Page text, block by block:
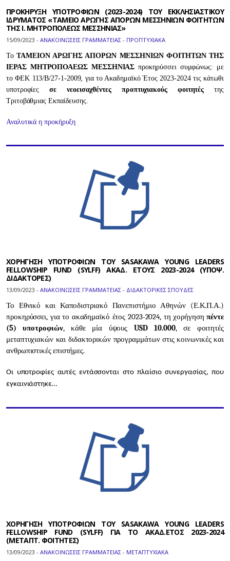
ΠΡΟΚΗΡΥΞΗ ΥΠΟΤΡΟΦΙΩΝ (2023-2024) ΤΟΥ ΕΚΚΛΗΣΙΑΣΤΙΚΟΥ
ΙΔΡΥΜΑΤΟΣ «ΤΑΜΕΙΟ ΑΡΩΓΗΣ ΑΠΟΡΩΝ ΜΕΣΣΗΝΙΩΝ ΦΟΙΤΗΤΩΝ
ΤΗΣ Ι. ΜΗΤΡΟΠΟΛΕΩΣ ΜΕΣΣΗΝΙΑΣ»
15/09/2023 - ΑΝΑΚΟΙΝΩΣΕΙΣ ΓΡΑΜΜΑΤΕΙΑΣ - ΠΡΟΠΤΥΧΙΑΚΑ
ΤοΤΑΜΕΙΟΝ ΑΡΩΓΗΣ ΑΠΟΡΩΝ ΜΕΣΣΗΝΙΩΝ ΦΟΙΤΗΤΩΝ ΤΗΣ
ΙΕΡΑΣ ΜΗΤΡΟΠΟΑΕΩΣ ΜΕΣΣΗΝΙΑΣπροκηρύσσει συμφώνως: με
το ΦΕΚ 113/Β/27-1-2009, για το Ακαδημαϊκό Έτος 2023-2024 τις κάτωθι
υποτροφίεςσε νεοεισαχθέντες προπτυχιακούς φοιτητέςτης
Τριτοβάθμιας Εκπαίδευσης.
Αναλυτικά η προκήρυξη
ΧΟΡΗΓΗΣΗ ΥΠΟΤΡΟΦΙΩΝ TOY SASAKAWA YOUNG LEADERS
FELLOWSHIP FUND (SYLFF) ΑΚΑΔ. ΕΤΟΥΣ 2023-2024 (ΥΠΟΨ.
ΔΙΔΑΚΤΟΡΕΣ)
13/09/2023 - ΑΝΑΚΟΙΝΩΣΕΙΣ ΓΡΑΜΜΑΤΕΙΑΣ - ΔΙΔΑΚΤΟΡΙΚΕΣ ΣΠΟΥΔΕΣ
Το Εθνικό και Καποδιστριακό Πανεπιστήμιο Αθηνών (Ε.Κ.Π.Α.)
προκηρύσσει, για το ακαδημαϊκό έτος 2023-2024, τη χορήγησηπέντε
(5) υποτροφιών, κάθε μία ύψους USD 10.000, σε φοιτητές
μεταπτυχιακών και διδακτορικών προγραμμάτων στις κοινωνικές και
ανθρωπιστικές επιστήμες.
Οι υποτροφίες αυτές εντάσσονται στο πλαίσιο συνεργασίας, που
εγκαινιάστηκε…
ΧΟΡΗΓΗΣΗ ΥΠΟΤΡΟΦΙΩΝ TOY SASAKAWA YOUNG LEADERS
FELLOWSHIP FUND (SYLFF) ΓΙΑ ΤΟ ΑΚΑΔ.ΕΤΟΣ 2023-2024
(ΜΕΤΑΠΤ. ΦΟΙΤΗΤΕΣ)
13/09/2023 - ΑΝΑΚΟΙΝΩΣΕΙΣ ΓΡΑΜΜΑΤΕΙΑΣ - ΜΕΤΑΠΤΥΧΙΑΚΑ